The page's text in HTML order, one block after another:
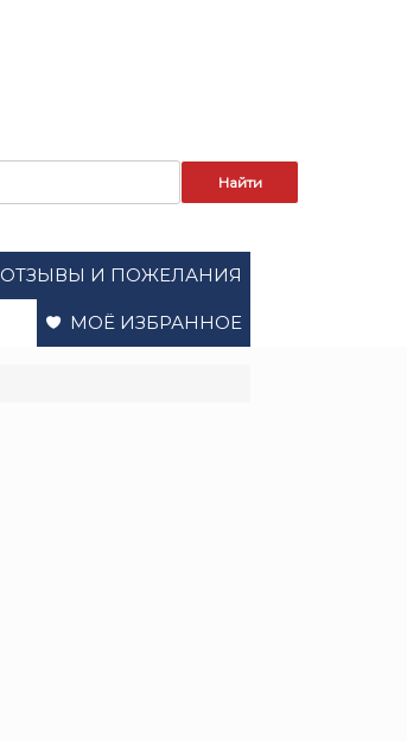
ОТЗЫВЫ И ПОЖЕЛАНИЯ
МОЁ ИЗБРАННОЕ